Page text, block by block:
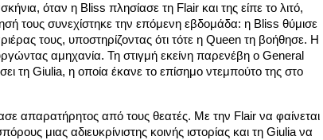
όταν η Bliss πλησίασε τη Flair και της είπε το λιτό,
τους συνεχίστηκε την επόμενη εβδομάδα: η Bliss θύμισε
τους, υποστηρίζοντας ότι τότε η Queen τη βοήθησε. Η
αμηχανία. Τη στιγμή εκείνη παρενέβη ο General
τη Giulia, η οποία έκανε το επίσημο ντεμπούτο της στο
απαρατήρητος από τους θεατές. Με την Flair να φαίνεται
μιας αδιευκρίνιστης κοινής ιστορίας και τη Giulia να